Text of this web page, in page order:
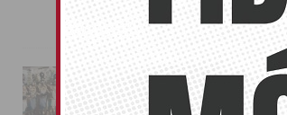
02/08/2026
La magia de la Entrada Mora
conquista las calles de
Almoradí